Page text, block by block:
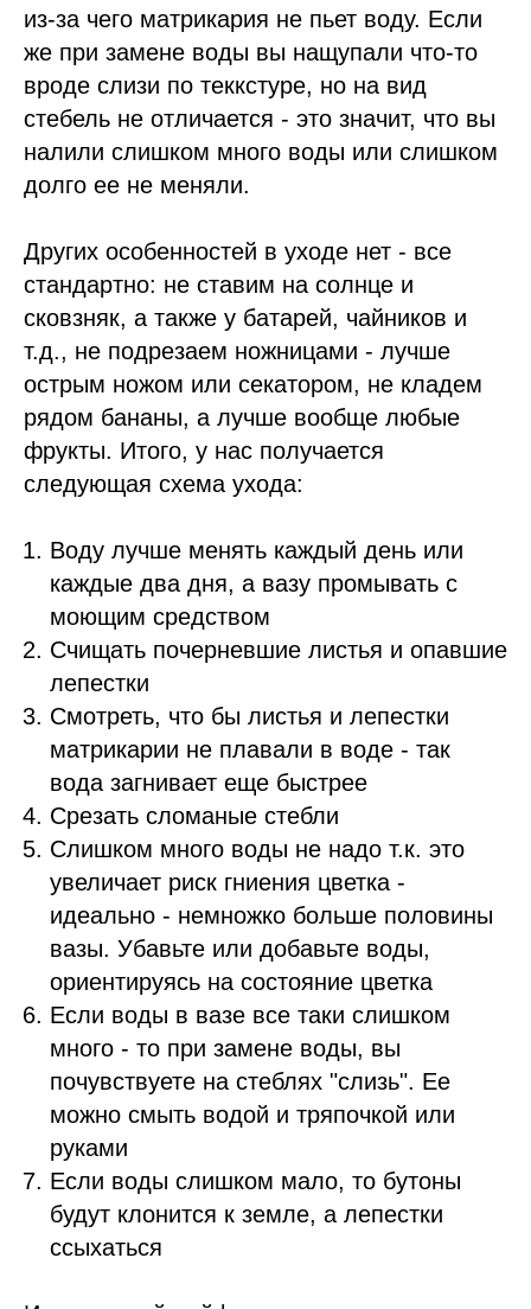
из-за чего матрикария не пьет воду. Если
же при замене воды вы нащупали что-то
вроде слизи по теккстуре, но на вид
стебель не отличается - это значит, что вы
налили слишком много воды или слишком
долго ее не меняли.
Других особенностей в уходе нет - все
стандартно: не ставим на солнце и
сковзняк, а также у батарей, чайников и
т.д., не подрезаем ножницами - лучше
острым ножом или секатором, не кладем
рядом бананы, а лучше вообще любые
фрукты. Итого, у нас получается
следующая схема ухода:
Воду лучше менять каждый день или
каждые два дня, а вазу промывать с
моющим средством
Счищать почерневшие листья и опавшие
лепестки
Смотреть, что бы листья и лепестки
матрикарии не плавали в воде - так
вода загнивает еще быстрее
Срезать сломаные стебли
Слишком много воды не надо т.к. это
увеличает риск гниения цветка -
идеально - немножко больше половины
вазы. Убавьте или добавьте воды,
ориентируясь на состояние цветка
Если воды в вазе все таки слишком
много - то при замене воды, вы
почувствуете на стеблях "слизь". Ее
можно смыть водой и тряпочкой или
руками
Если воды слишком мало, то бутоны
будут клонится к земле, а лепестки
ссыхаться